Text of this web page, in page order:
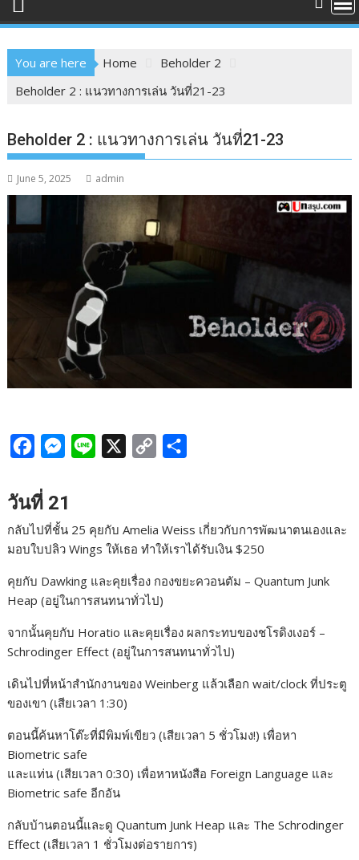
You are here Home
Beholder 2
Beholder 2 : แนวทางการเล่น วันที่21-23
Beholder 2 : แนวทางการเล่น วันที่21-23
June 5, 2025 admin
c
b
o
M
s
e
g
r
L
n
e
วันที่ 21
กลับไปที่ชั้น 25 คุยกับ Amelia Weiss เกี่ยวกับการพัฒนาตนเองและ
มอบใบปลิว Wings ให้เธอ ทำให้เราได้รับเงิน $250
คุยกับ Dawking และคุยเรื่อง กองขยะควอนตัม – Quantum Junk
Heap (อยู่ในการสนทนาทั่วไป)
จากนั้นคุยกับ Horatio และคุยเรื่อง ผลกระทบของชโรดิงเงอร์ –
Schrodinger Effect (อยู่ในการสนทนาทั่วไป)
เดินไปที่หน้าสำนักงานของ Weinberg แล้วเลือก wait/clock ที่ประตู
ของเขา (เสียเวลา 1:30)
ตอนนี้ค้นหาโต๊ะที่มีพิมพ์เขียว (เสียเวลา 5 ชั่วโมง!) เพื่อหา
Biometric safe
และแท่น (เสียเวลา 0:30) เพื่อหาหนังสือ Foreign Language และ
Biometric safe อีกอัน
กลับบ้านตอนนี้และดู Quantum Junk Heap และ The Schrodinger
Effect (เสียเวลา 1 ชั่วโมงต่อรายการ)